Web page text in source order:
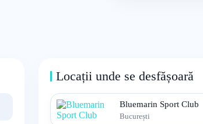
Locații unde se desfășoară
Bluemarin Sport Club
București